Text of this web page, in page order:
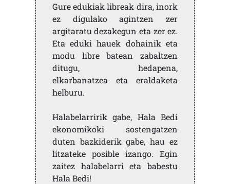
Gure edukiak libreak dira, inork
ez digulako agintzen zer
argitaratu dezakegun eta zer ez.
Eta eduki hauek dohainik eta
modu libre batean zabaltzen
ditugu, hedapena,
elkarbanatzea eta eraldaketa
helburu.
Halabelarririk gabe, Hala Bedi
ekonomikoki sostengatzen
duten bazkiderik gabe, hau ez
litzateke posible izango. Egin
zaitez halabelarri eta babestu
Hala Bedi!